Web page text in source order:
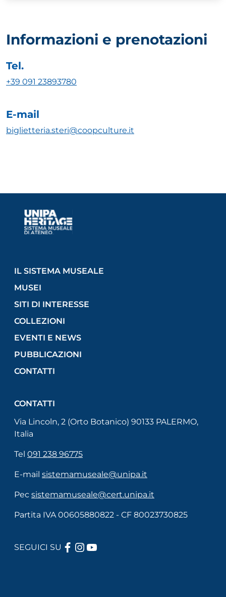
Informazioni e prenotazioni
Tel.
+39 091 23893780
E-mail
biglietteria.steri@coopculture.it
IL SISTEMA MUSEALE
MUSEI
SITI DI INTERESSE
COLLEZIONI
EVENTI E NEWS
PUBBLICAZIONI
CONTATTI
CONTATTI
Via Lincoln, 2 (Orto Botanico) 90133 PALERMO,
Italia
Tel 091 238 96775
E-mail sistemamuseale@unipa.it
Pec sistemamuseale@cert.unipa.it
Partita IVA 00605880822 - CF 80023730825
SEGUICI SU FACEBOOK
INSTAGRAM